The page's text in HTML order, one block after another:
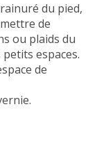
du pied,
de
ou plaids du
espaces.
de